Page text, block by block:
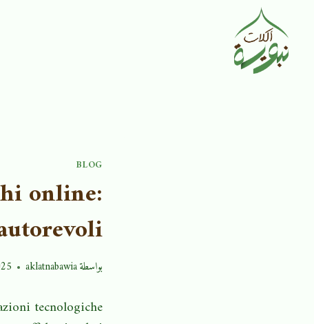
BLOG
online:
بواسطةaklatnabawia
tecnologiche